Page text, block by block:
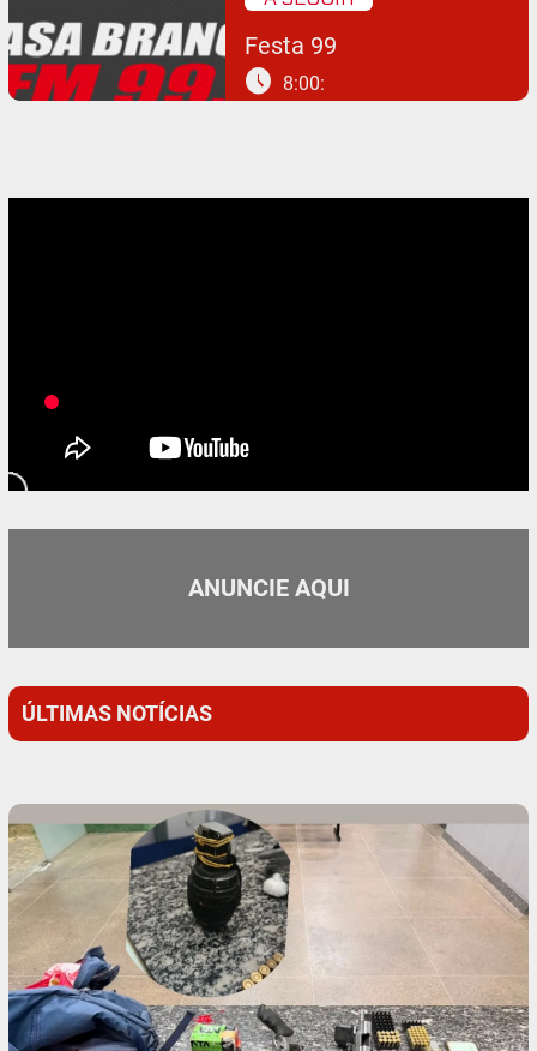
Festa 99
schedule 8:00:
ANUNCIE AQUI
ÚLTIMAS NOTÍCIAS